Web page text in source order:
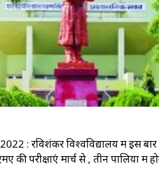
: रविशंकर विश्वविद्यालय में इस बार
परीक्षाएं मार्च से , तीन पालियों में